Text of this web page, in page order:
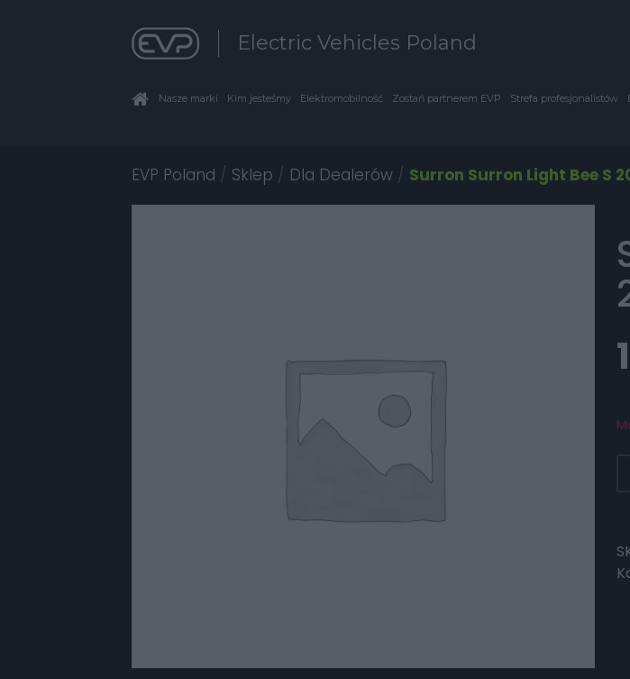
Electric Vehicles Poland
Nasze marki Kim jesteśmy Elektromobilność Zostań partnerem EVP Strefa profesjonalistów
EVP Poland / Sklep / Dla Dealerów / Surron Surron Light Bee S
S